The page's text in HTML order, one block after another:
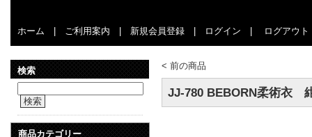
ホーム ご利用案内 新規会員登録 ログイン ログアウト
検索
検索
商品カテゴリー
< 前の商品
JJ-780 BEBORN柔術衣